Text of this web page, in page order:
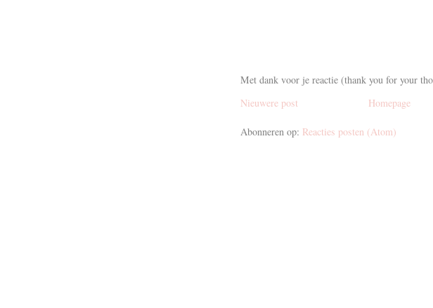
Met dank voor je reactie (thank you for your
Nieuwere post
Homepage
Abonneren op: Reacties posten (Atom)